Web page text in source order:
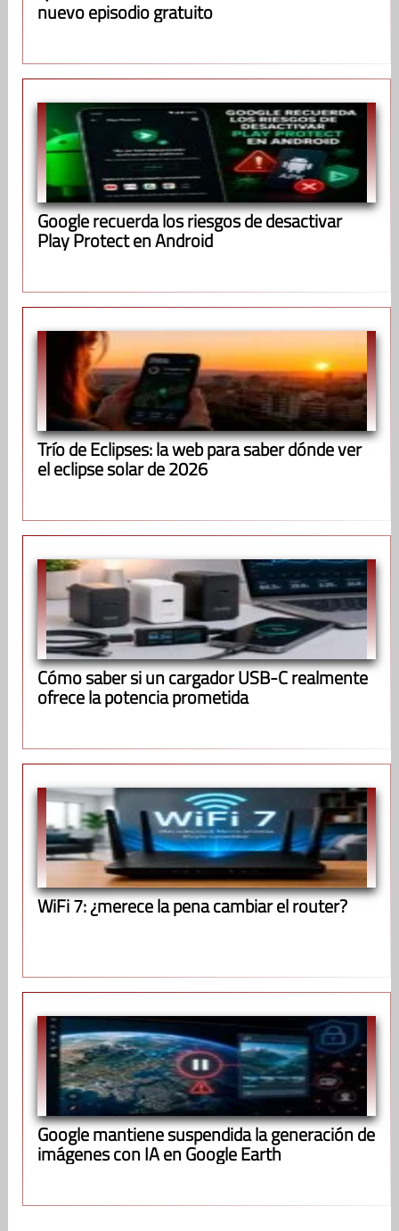
nuevo episodio gratuito
Google recuerda los riesgos de desactivar
Play Protect en Android
Trío de Eclipses: la web para saber dónde ver
el eclipse solar de 2026
Cómo saber si un cargador USB-C realmente
ofrece la potencia prometida
WiFi 7: ¿merece la pena cambiar el router?
Google mantiene suspendida la generación de
imágenes con IA en Google Earth